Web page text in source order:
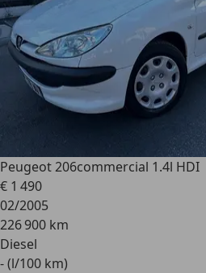
Peugeot 206commercial 1.4l HDI
€ 1 490
02/2005
226 900 km
Diesel
- (l/100 km)